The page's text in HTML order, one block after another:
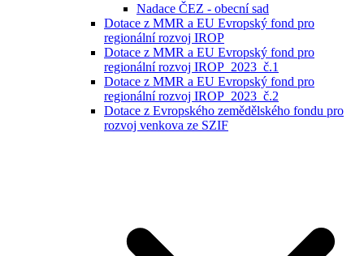
Nadace ČEZ - obecní sad
Dotace z MMR a EU Evropský fond pro
regionální rozvoj IROP
Dotace z MMR a EU Evropský fond pro
regionální rozvoj IROP_2023_č.1
Dotace z MMR a EU Evropský fond pro
regionální rozvoj IROP_2023_č.2
Dotace z Evropského zemědělského fondu pro
rozvoj venkova ze SZIF